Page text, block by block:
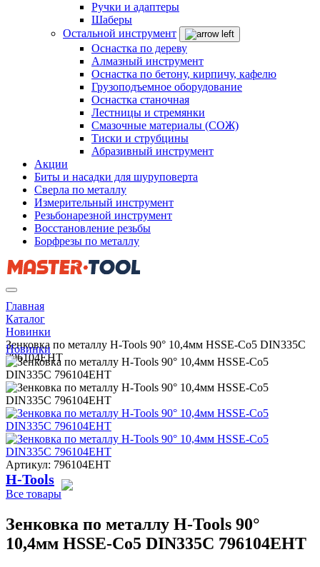
Ручки и адаптеры
Шаберы
Остальной инструмент
Оснастка по дереву
Алмазный инструмент
Оснастка по бетону, кирпичу, кафелю
Грузоподъемное оборудование
Оснастка станочная
Лестницы и стремянки
Смазочные материалы (СОЖ)
Тиски и струбцины
Абразивный инструмент
Акции
Биты и насадки для шуруповерта
Сверла по металлу
Измерительный инструмент
Резьбонарезной инструмент
Восстановление резьбы
Борфрезы по металлу
Главная
Каталог
Новинки
Зенковка по металлу H-Tools 90° 10,4мм HSSE-Co5 DIN335C
796104EHT
Новинки
Артикул: 796104EHT
H-Tools
Все товары
Зенковка по металлу H-Tools 90°
10,4мм HSSE-Co5 DIN335C 796104EHT